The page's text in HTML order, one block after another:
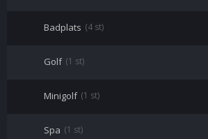
Badplats (4 st)
Golf (1 st)
Minigolf (1 st)
Spa (1 st)